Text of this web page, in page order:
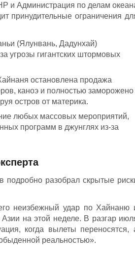
и Администрация по делам
принудительные ограничения
(Ялунвань, Дадунхай)
угрозы гигантских штормовых
остановлена продажа
каноэ и полностью заморожено
остров от материка.
любых массовых мероприятий,
программ в джунглях из-за
подробно разобрал скрытые
неизбежный удар по Хайнаню
на этой неделе. В разгар
когда вылеты переносятся,
реальностью».